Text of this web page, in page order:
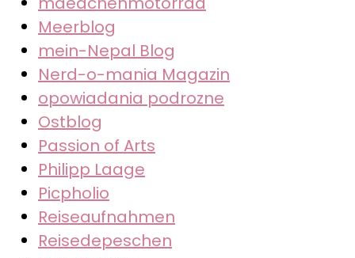
Meerblog
mein-Nepal Blog
Nerd-o-mania Magazin
opowiadania podrozne
Ostblog
Passion of Arts
Philipp Laage
Picpholio
Reiseaufnahmen
Reisedepeschen